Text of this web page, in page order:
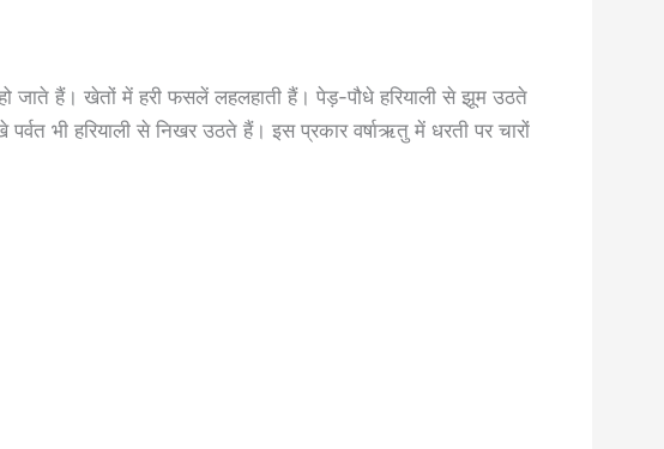
जाते हैं। खेतों में हरी फसलें लहलहाती हैं। पेड़-पौधे हरियाली से झूम उठते
भी हरियाली से निखर उठते हैं। इस प्रकार वर्षाऋतु में धरती पर चारों